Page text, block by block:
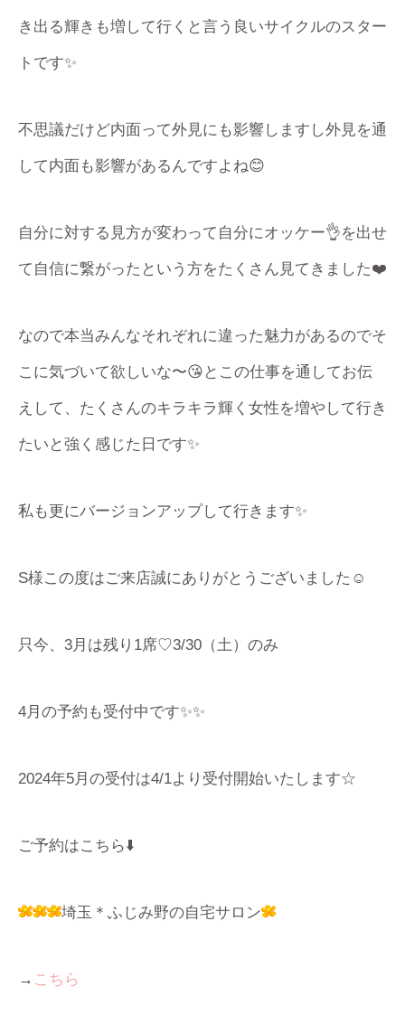
き出る輝きも増して行くと言う良いサイクルのスター
トです✨
不思議だけど内面って外見にも影響しますし外見を通
して内面も影響があるんですよね😊
自分に対する見方が変わって自分にオッケー👌を出せ
て自信に繋がったという方をたくさん見てきました❤️
なので本当みんなそれぞれに違った魅力があるのでそ
こに気づいて欲しいな〜😘とこの仕事を通してお伝
えして、たくさんのキラキラ輝く女性を増やして行き
たいと強く感じた日です✨
私も更にバージョンアップして行きます✨
S様この度はご来店誠にありがとうございました☺️
只今、3月は残り1席♡3/30（土）のみ
4月の予約も受付中です✨✨
2024年5月の受付は4/1より受付開始いたします☆
ご予約はこちら⬇️
埼玉＊ふじみ野の自宅サロン
→ こちら